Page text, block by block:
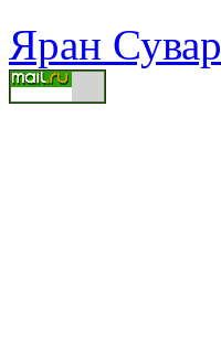
Яран Сувар